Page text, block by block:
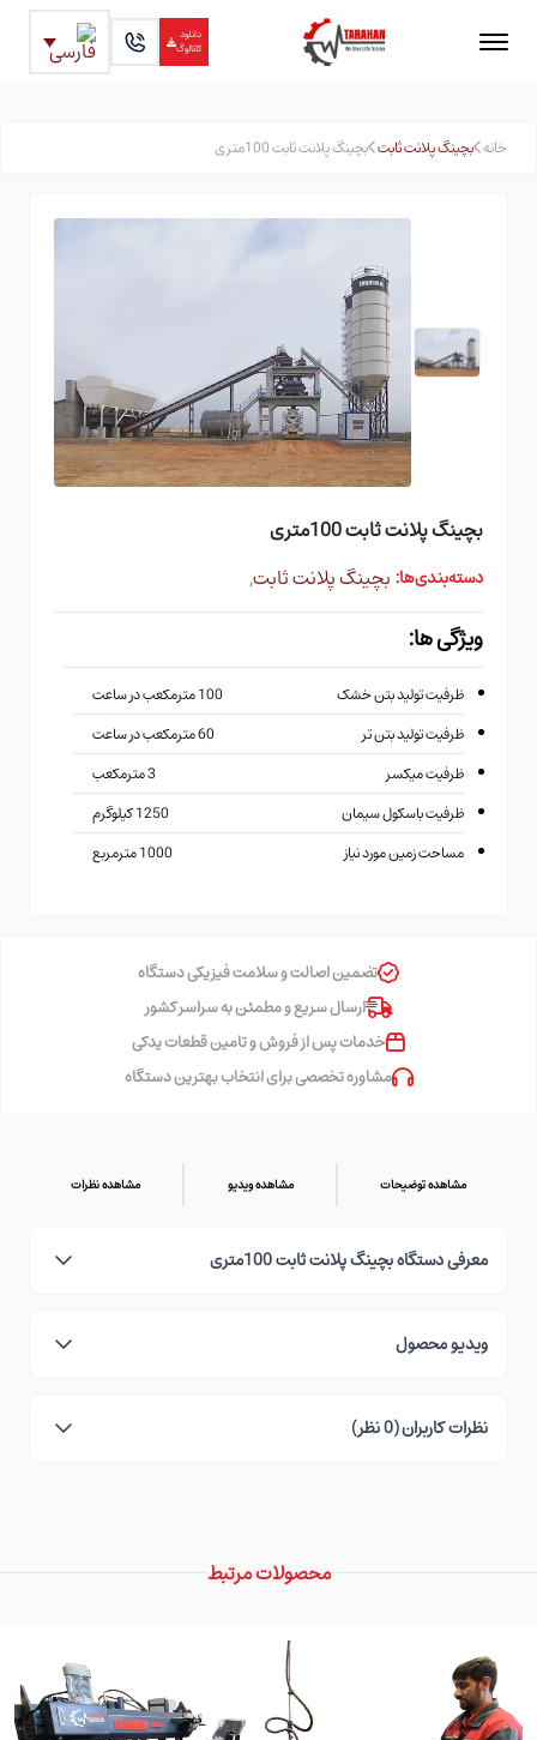
دانلود
کاتالوگ
خانه بچینگ پلانت ثابت بچینگ پلانت ثابت 100متری
بچینگ پلانت ثابت 100متری
دسته‌بندی‌ها:بچینگ پلانت ثابت,
ویژگی ها:
ظرفیت تولید بتن خشک
100 مترمکعب در ساعت
ظرفیت تولید بتن تر
60 مترمکعب در ساعت
ظرفیت میکسر
3 مترمکعب
ظرفیت باسکول سیمان
1250 کیلوگرم
مساحت زمین مورد نیاز
1000 مترمربع
تضمین اصالت و سلامت فیزیکی دستگاه
ارسال سریع و مطمئن به سراسر کشور
خدمات پس از فروش و تامین قطعات یدکی
مشاوره تخصصی برای انتخاب بهترین دستگاه
مشاهده توضیحات مشاهده ویدیو مشاهده نظرات
معرفی دستگاه بچینگ پلانت ثابت 100متری
ویدیو محصول
نظرات کاربران (0 نظر)
محصولات مرتبط